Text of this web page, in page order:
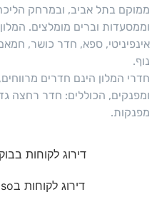
ממוקם בתל אביב, ובמרחק
וממסעדות וברים מומלצים.
אינפיניטי, ספא, חדר כושר,
נוף.
חדרי המלון הינם חדרים
ומפנקים, הכוללים: חדר רחצה
מפנקות.
דירוג לקוחות
דירוג לקוחות בTrip Adviso